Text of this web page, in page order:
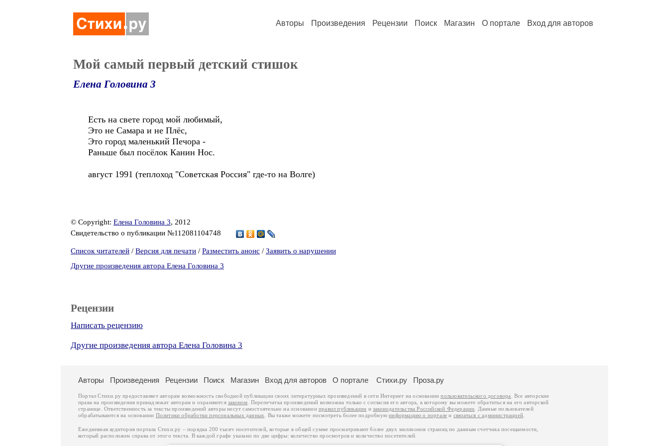
Авторы Произведения Рецензии Поиск Магазин О портале Вход для авторов
Мой самый первый детский стишок
Елена Головина 3
Есть на свете город мой любимый,
Это не Самара и не Плёс,
Это город маленький Печора -
Раньше был посёлок Канин Нос.
август 1991 (теплоход "Советская Россия" где-то на Волге)
© Copyright: Елена Головина 3, 2012
Свидетельство о публикации №112081104748
Список читателей / Версия для печати / Разместить анонс / Заявить о нарушении
Другие произведения автора Елена Головина 3
Рецензии
Написать рецензию
Другие произведения автора Елена Головина 3
Авторы Произведения Рецензии Поиск Магазин Вход для авторов О портале Стихи.ру Проза.ру
Портал Стихи.ру предоставляет авторам возможность свободной публикации своих литературных произведений в сети Интернет на основаниипользовательского договора
. Все авторские
права на произведения принадлежат авторам и охраняются законом . Перепечатка произведений возможна только с согласия его автора, к которому вы можете обратиться на его авторской
странице. Ответственность за тексты произведений авторы несут самостоятельно на основанииправил публикации изаконодательства Российской Федерации . Данные пользователей
обрабатываются на основании Политики обработки персональных данных . Вы также можете посмотреть более подробнуюинформацию о портале и связаться с администрацией
Ежедневная аудитория портала Стихи.ру – порядка 200 тысяч посетителей, которые в общей сумме просматривают более двух миллионов страниц по данным счетчика посещаемости,
который расположен справа от этого текста. В каждой графе указано по две цифры: количество просмотров и количество посетителей.